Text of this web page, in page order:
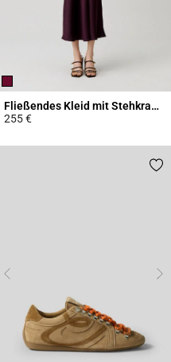
Fließendes Kleid mit Stehkragen
255 €